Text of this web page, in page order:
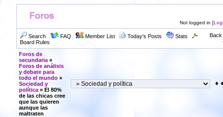
Not logged in [
Search FAQ Member List Today's Posts
Stats
Board Rules
Back
Foros de
secundaria»
Foros de análisis
y debate para
todo el mundo»
Sociedad y
política» El 80%
de las chicas cree
que las quieren
aunque las
maltraten